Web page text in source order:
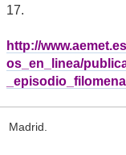
17.
http://
os_en_linea/
Madrid.